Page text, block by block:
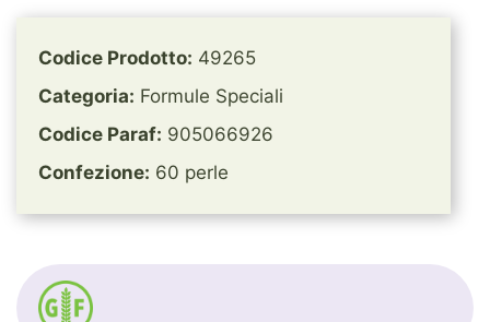
Codice Prodotto: 49265
Categoria: Formule Speciali
Codice Paraf: 905066926
Confezione: 60 perle